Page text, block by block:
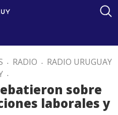
. RADIO . RADIO URUGUAY
.
sobre
laborales y